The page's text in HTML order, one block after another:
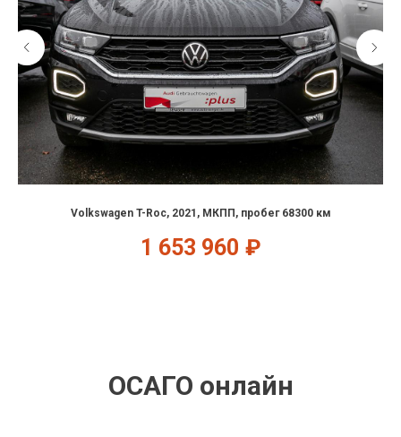
Volkswagen T-Roc, 2021, МКПП, пробег 68300 км
1 653 960 ₽
ОСАГО онлайн